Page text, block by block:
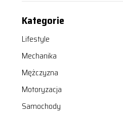
Kategorie
Lifestyle
Mechanika
Mężczyzna
Motoryzacja
Samochody